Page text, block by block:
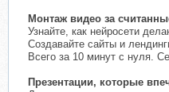
Монтаж видео за
Узнайте, как нейросети
Создавайте сайты и
Всего за 10 минут с нуля.
Презентации, которые